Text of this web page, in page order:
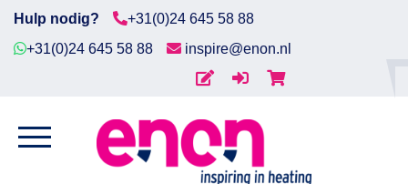
Diensten
Hulp nodig?
+31(0)24 645 58 88
+31(0)24 645 58 88
inspire@enon.nl
DOORSTROOMHEATERS DN80
STANDAARD